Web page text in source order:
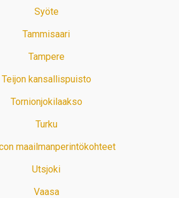
Syöte
Tammisaari
Tampere
Teijon kansallispuisto
Tornionjokilaakso
Turku
maailmanperintökohteet
Utsjoki
Vaasa